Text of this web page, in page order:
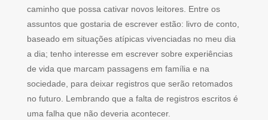
caminho que possa cativar novos leitores. Entre os
assuntos que gostaria de escrever estão: livro de conto,
baseado em situações atípicas vivenciadas no meu dia
a dia; tenho interesse em escrever sobre experiências
de vida que marcam passagens em família e na
sociedade, para deixar registros que serão retomados
no futuro. Lembrando que a falta de registros escritos é
uma falha que não deveria acontecer.